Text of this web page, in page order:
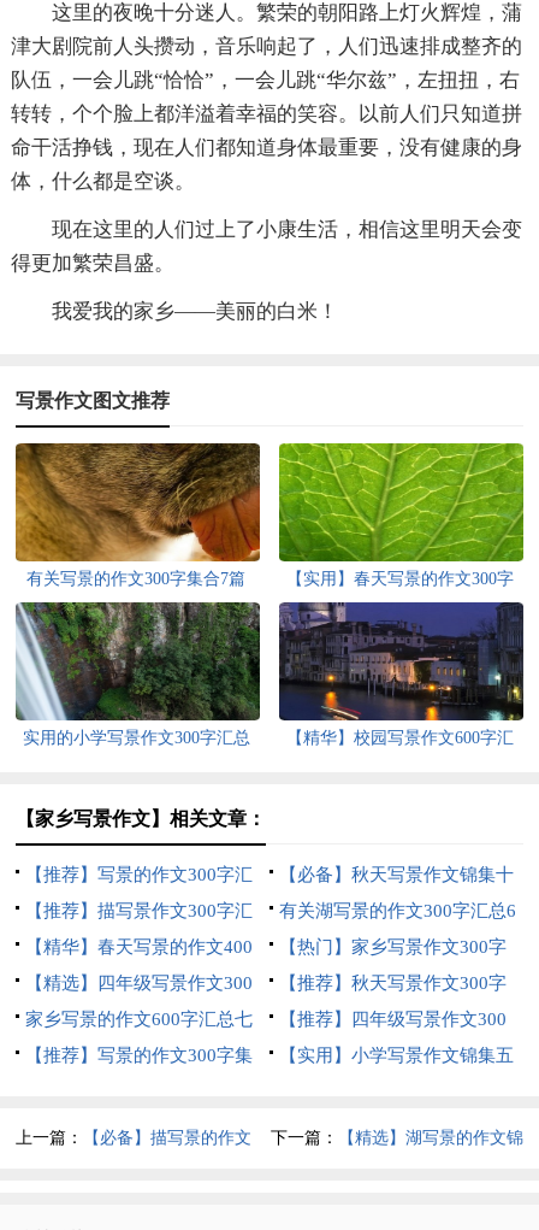
这里的夜晚十分迷人。繁荣的朝阳路上灯火辉煌，蒲
津大剧院前人头攒动，音乐响起了，人们迅速排成整齐的
队伍，一会儿跳“恰恰”，一会儿跳“华尔兹”，左扭扭，右
转转，个个脸上都洋溢着幸福的笑容。以前人们只知道拼
命干活挣钱，现在人们都知道身体最重要，没有健康的身
体，什么都是空谈。
现在这里的人们过上了小康生活，相信这里明天会变
得更加繁荣昌盛。
我爱我的家乡——美丽的白米！
写景作文图文推荐
有关写景的作文300字集合7篇
【实用】春天写景的作文300字
集合九篇
实用的小学写景作文300字汇总
【精华】校园写景作文600字汇
【家乡写景作文】相关文章：
【推荐】写景的作文300字汇
总六篇
【必备】秋天写景作文锦集十
篇
【推荐】描写景作文300字汇
编9篇
有关湖写景的作文300字汇总6
篇
【精华】春天写景的作文400
字汇编7篇
【热门】家乡写景作文300字
锦集6篇
【精选】四年级写景作文300
字汇总十篇
【推荐】秋天写景作文300字
集合八篇
家乡写景的作文600字汇总七
篇
【推荐】四年级写景作文300
字汇总6篇
【推荐】写景的作文300字集
【实用】小学写景作文锦集五
上一篇： 【必备】描写景的作文 下一篇： 【精选】湖写景的作文锦